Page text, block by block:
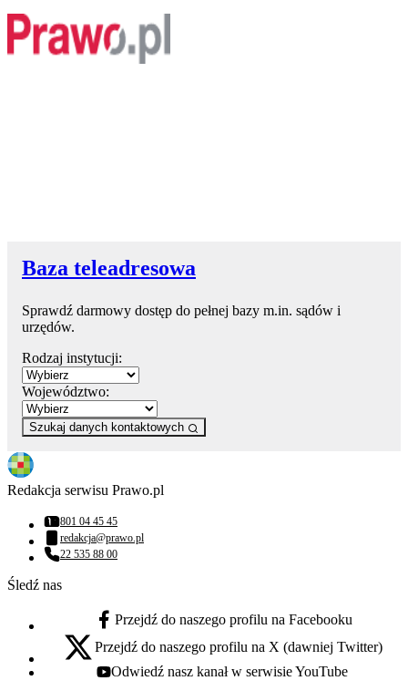
Baza teleadresowa
Sprawdź darmowy dostęp do pełnej bazy m.in. sądów i
urzędów.
Rodzaj instytucji:
Województwo:
Szukaj danych kontaktowych
Redakcja serwisu Prawo.pl
Numer telefonu:
801 04 45 45
Adres email:
redakcja@prawo.pl
Numer telefonu:
22 535 88 00
Śledź nas
facebook - otwiera się w nowej karcie
Przejdź do naszego profilu na Facebooku
x - otwiera się w nowej karcie
Przejdź do naszego profilu na X (dawniej Twitter)
youtube - otwiera się w nowej karcie
Odwiedź nasz kanał w serwisie YouTube